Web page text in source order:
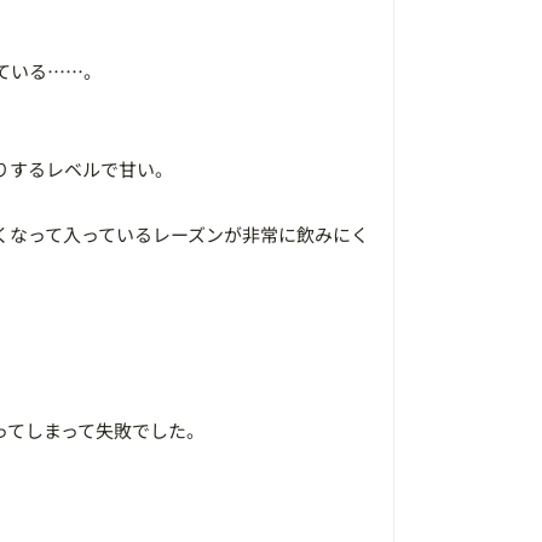
いる……。
るレベルで甘い。
って入っているレーズンが非常に飲みにく
しまって失敗でした。